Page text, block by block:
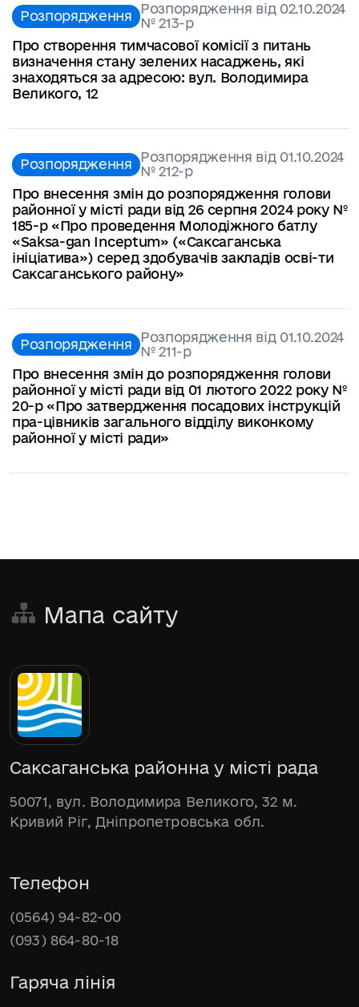
Розпорядження Розпорядження від 02.10.2024
№ 213-р
Про створення тимчасової комісії з питань
визначення стану зелених насаджень, які
знаходяться за адресою: вул. Володимира
Великого, 12
Розпорядження Розпорядження від 01.10.2024
№ 212-р
Про внесення змін до розпорядження голови
районної у місті ради від 26 серпня 2024 року №
185-р «Про проведення Молодіжного батлу
«Saksa-gan Inceptum» («Саксаганська
ініціатива») серед здобувачів закладів осві-ти
Саксаганського району»
Розпорядження Розпорядження від 01.10.2024
№ 211-p
Про внесення змін до розпорядження голови
районної у місті ради від 01 лютого 2022 року №
20-р «Про затвердження посадових інструкцій
пра-цівників загального відділу виконкому
районної у місті ради»
Мапа сайту
Саксаганська районна у місті рада
50071, вул. Володимира Великого, 32 м.
Кривий Ріг, Дніпропетровська обл.
Телефон
(0564) 94-82-00
(093) 864-80-18
Гаряча лінія